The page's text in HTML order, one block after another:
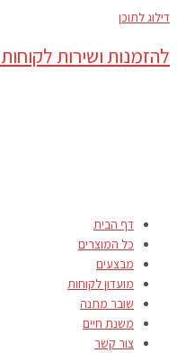
דילוג לתוכן
להזמנות ושירות לקוחות 058-4996068
דף הבית
כל המוצרים
מבצעים
מועדון לקוחות
שובר מתנה
משנת חיים
צור קשר